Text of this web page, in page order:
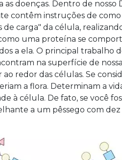
as doenças. Dentro de nosso
contêm instruções de como
de carga" da célula,
uma proteína se
a ela. O principal trabalho
na superfície de
ao redor das células. Se
a flora. Determinam a
à célula. De fato, se você
a um pêssego com